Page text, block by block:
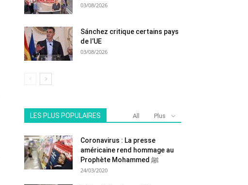
03/08/2026
Sánchez critique certains pays
de l’UE
03/08/2026
LES PLUS POPULAIRES All Plus
Coronavirus : La presse
américaine rend hommage au
Prophète Mohammed ﷺ
24/03/2020